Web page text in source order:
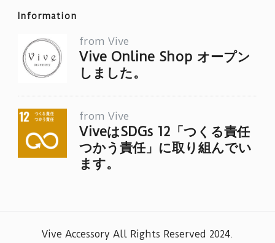
Information
from Vive
Vive Online Shop オープン
しました。
from Vive
ViveはSDGs 12「つくる責任
つかう責任」に取り組んでい
ます。
Vive Accessory All Rights Reserved 2024.